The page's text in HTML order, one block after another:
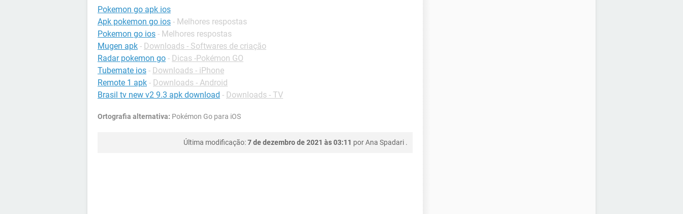
Pokemon go apk ios
Apk pokemon go ios - Melhores respostas
Pokemon go ios - Melhores respostas
Mugen apk - Downloads - Softwares de criação
Radar pokemon go - Dicas -Pokémon GO
Tubemate ios - Downloads - iPhone
Remote 1 apk - Downloads - Android
Brasil tv new v2 9.3 apk download - Downloads - TV
Ortografia alternativa: Pokémon Go para iOS
Última modificação:7 de dezembro de 2021 às 03:11 porAna Spadari .